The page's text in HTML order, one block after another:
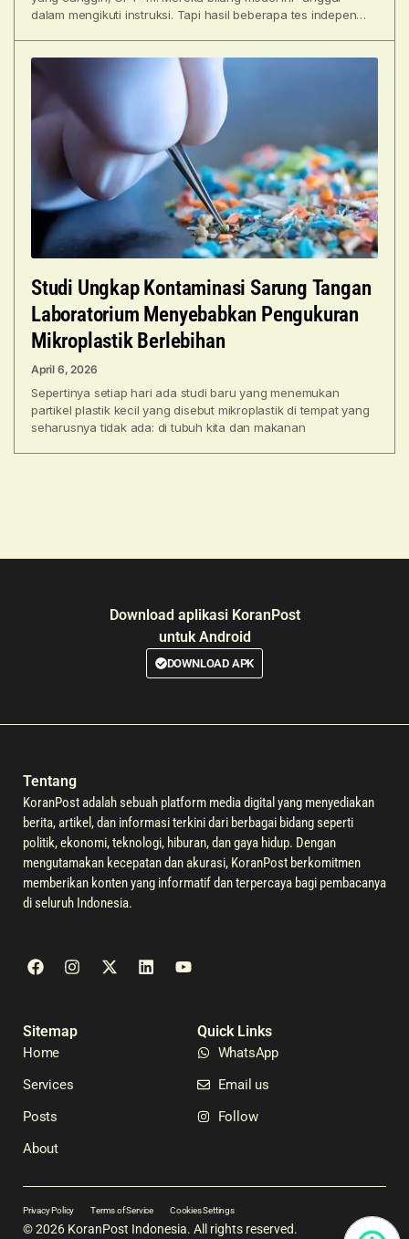
dalam mengikuti instruksi. Tapi hasil beberapa tes independen
Studi Ungkap Kontaminasi Sarung Tangan
Laboratorium Menyebabkan Pengukuran
Mikroplastik Berlebihan
April 6, 2026
Sepertinya setiap hari ada studi baru yang menemukan
partikel plastik kecil yang disebut mikroplastik di tempat yang
seharusnya tidak ada: di tubuh kita dan makanan
Download aplikasi KoranPost
untuk Android
DOWNLOAD APK
Tentang
KoranPost adalah sebuah platform media digital yang menyediakan
berita, artikel, dan informasi terkini dari berbagai bidang seperti
politik, ekonomi, teknologi, hiburan, dan gaya hidup. Dengan
mengutamakan kecepatan dan akurasi, KoranPost berkomitmen
memberikan konten yang informatif dan terpercaya bagi pembacanya
di seluruh Indonesia.
Sitemap
Home
Services
Posts
About
Quick Links
WhatsApp
Email us
Follow
© 2026 KoranPost Indonesia. All rights reserved.
Privacy Policy Terms of Service Cookies Settings